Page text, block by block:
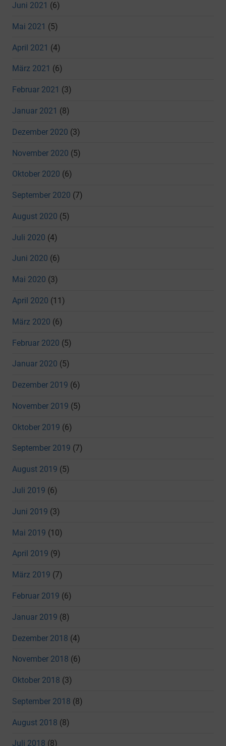
Juni 2021 (6)
Mai 2021 (5)
April 2021 (4)
März 2021 (6)
Februar 2021 (3)
Januar 2021 (8)
Dezember 2020 (3)
November 2020 (5)
Oktober 2020 (6)
September 2020 (7)
August 2020 (5)
Juli 2020 (4)
Juni 2020 (6)
Mai 2020 (3)
April 2020 (11)
März 2020 (6)
Februar 2020 (5)
Januar 2020 (5)
Dezember 2019 (6)
November 2019 (5)
Oktober 2019 (6)
September 2019 (7)
August 2019 (5)
Juli 2019 (6)
Juni 2019 (3)
Mai 2019 (10)
April 2019 (9)
März 2019 (7)
Februar 2019 (6)
Januar 2019 (8)
Dezember 2018 (4)
November 2018 (6)
Oktober 2018 (3)
September 2018 (8)
August 2018 (8)
Juli 2018 (8)